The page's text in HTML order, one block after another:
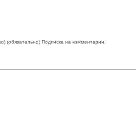
(обязательно) Подписка на комментарии.